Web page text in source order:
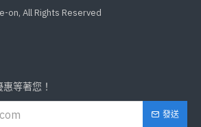
on, All Rights Reserved
等著您！
發送